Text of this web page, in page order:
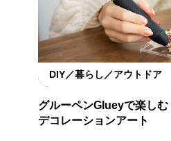
DIY／暮らし／アウトドア
グルーペンGlueyで楽し
デコレーションアート